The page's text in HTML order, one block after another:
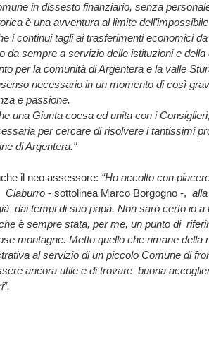
in dissesto finanziario, senza
è una avventura al limite dell’impossibile
i continui tagli ai trasferimenti economici
da sempre a servizio delle istituzioni e della
per la comunità di Argentera e la valle
necessario in un momento di così
e passione.
una Giunta coesa ed unita con i
per cercare di risolvere i tantissimi
di Argentera."
il neo assessore: “Ho accolto con
Ciaburro - sottolinea Marco Borgogno -,
dai tempi di suo papà. Non sarò certo io a
è sempre stata, per me, un punto di
montagne. Metto quello che rimane della
al servizio di un piccolo Comune di
ancora utile e di trovare buona